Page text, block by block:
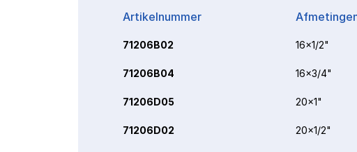
Artikelnummer
71206B02 16x1/2"
71206B04 16x3/4"
71206D05 20x1"
71206D02 20x1/2"